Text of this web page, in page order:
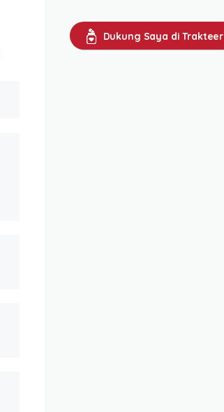
Dukung Saya di Trakteer